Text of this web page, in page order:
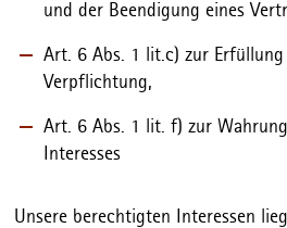
und der Beendigung eines
Art. 6 Abs. 1 lit.c) zur
Verpflichtung,
Art. 6 Abs. 1 lit. f) zur
Interesses
Unsere berechtigten Interessen